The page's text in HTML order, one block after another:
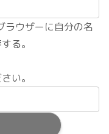
ラウザーに自分の名
る。
い。